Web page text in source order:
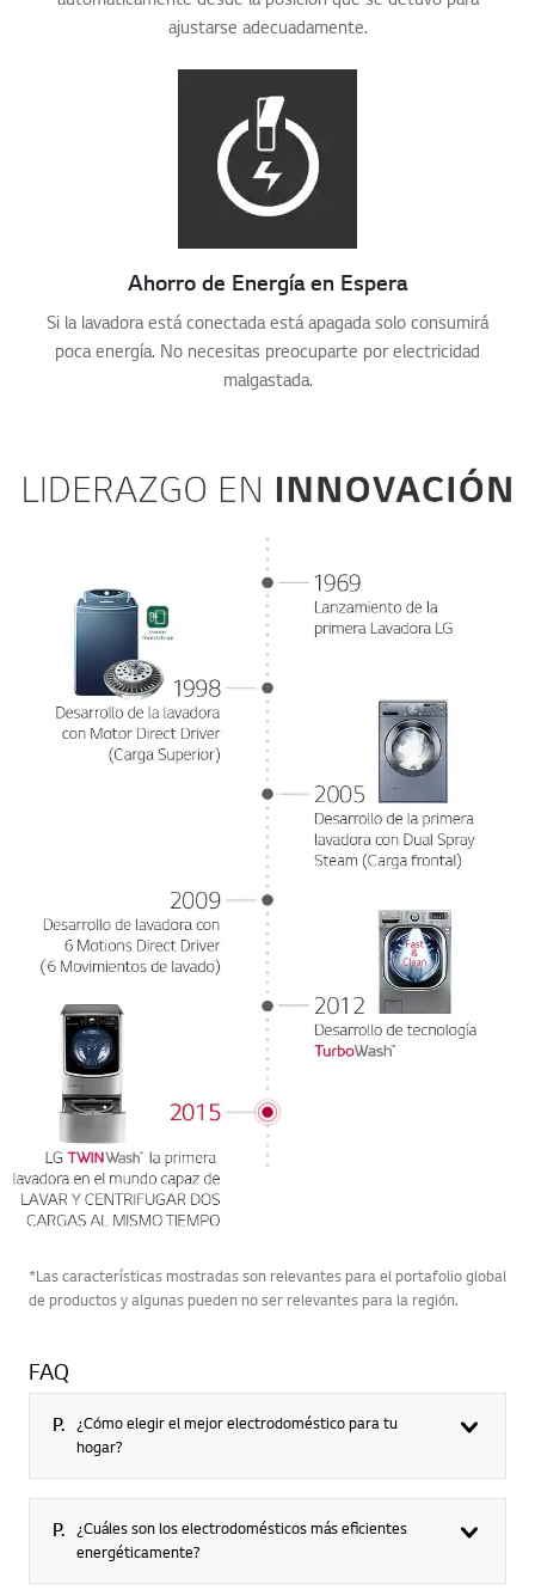
ajustarse adecuadamente.
Ahorro de Energía en Espera
Si la lavadora está conectada está apagada solo consumirá
poca energía. No necesitas preocuparte por electricidad
malgastada.
*Las características mostradas son relevantes para el portafolio global
de productos y algunas pueden no ser relevantes para la región.
FAQ
P.
¿Cómo elegir el mejor electrodoméstico para tu
hogar?​
P.
¿Cuáles son los electrodomésticos más eficientes
energéticamente?